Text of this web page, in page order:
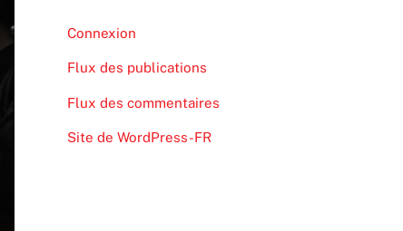
Connexion
Flux des publications
Flux des commentaires
Site de WordPress-FR